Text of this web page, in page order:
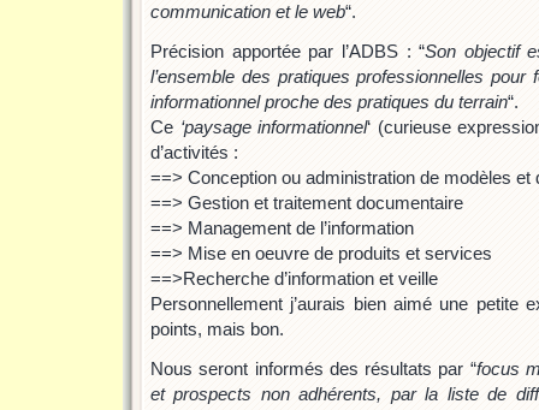
communication et le web“.
Précision apportée par l’ADBS : “Son objectif
l’ensemble des pratiques professionnelles
informationnel proche des pratiques du terrain“.
Ce ‘paysage informationnel‘ (curieuse
d’activités :
==> Conception ou administration de modèles et
==> Gestion et traitement documentaire
==> Management de l’information
==> Mise en oeuvre de produits et services
==>Recherche d’information et veille
Personnellement j’aurais bien aimé une petite
points, mais bon.
Nous seront informés des résultats par “focus
et prospects non adhérents, par la liste de